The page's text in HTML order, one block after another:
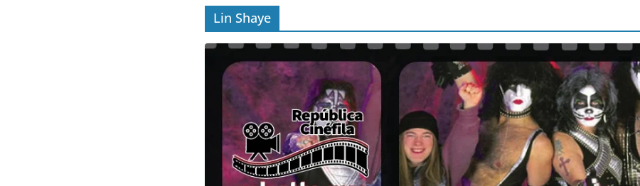
Lin Shaye